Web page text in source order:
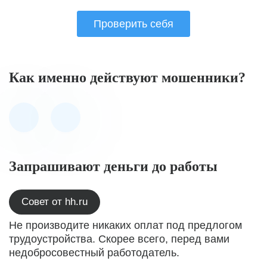
Проверить себя
Как именно действуют мошенники?
Запрашивают деньги до работы
Совет от hh.ru
Не производите никаких оплат под предлогом
трудоустройства. Скорее всего, перед вами
недобросовестный работодатель.